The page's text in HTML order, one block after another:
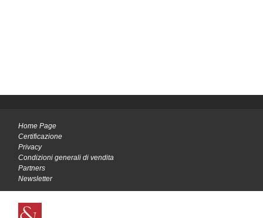
Home Page
Certificazione
Privacy
Condizioni generali di vendita
Partners
Newsletter